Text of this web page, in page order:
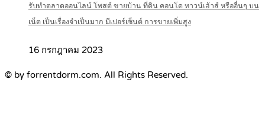
รับทำตลาดออนไลน์ โพสต์ ขายบ้าน ที่ดิน คอนโด ทาวน์เฮ้าส์ หรืออื่นๆ บน
เน็ต เป็นเรื่องจำเป็นมาก มีเปอร์เซ็นต์ การขายเพิ่มสูง
16 กรกฎาคม 2023
© by forrentdorm.com. All Rights Reserved.